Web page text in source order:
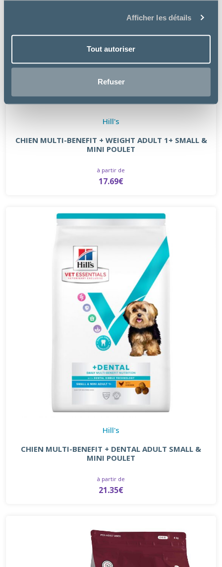
Afficher les détails
Tout autoriser
Refuser
Hill's
CHIEN MULTI-BENEFIT + WEIGHT ADULT 1+ SMALL &
MINI POULET
à partir de
17.69€
Hill's
CHIEN MULTI-BENEFIT + DENTAL ADULT SMALL &
MINI POULET
à partir de
21.35€